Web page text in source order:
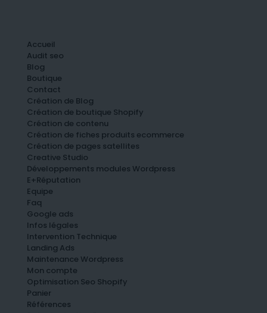
Accueil
Audit seo
Blog
Boutique
Contact
Création de Blog
Création de boutique Shopify
Création de contenu
Création de fiches produits ecommerce
Création de pages satellites
Creative Studio
Développements modules Wordpress
E+Réputation
Equipe
Faq
Google ads
Infos légales
Intervention Technique
Landing Ads
Maintenance Wordpress
Mon compte
Optimisation Seo Shopify
Panier
Références